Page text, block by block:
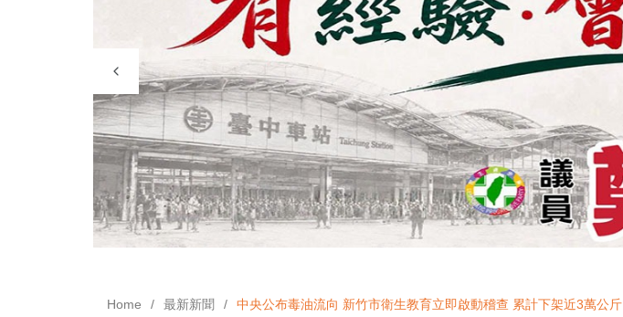
Home 最新新聞 中央公布毒油流向 新竹市衛生教育立即啟動稽查 累計下架近3萬公斤